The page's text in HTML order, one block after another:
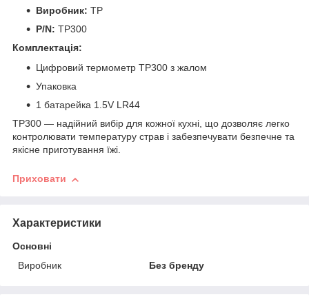
Виробник: TP
P/N: TP300
Комплектація:
Цифровий термометр TP300 з жалом
Упаковка
1 батарейка 1.5V LR44
TP300 — надійний вибір для кожної кухні, що дозволяє легко
контролювати температуру страв і забезпечувати безпечне та
якісне приготування їжі.
Приховати
Характеристики
Основні
Виробник
Без бренду